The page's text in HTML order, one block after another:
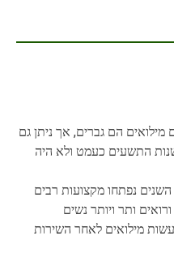
הם גברים, אך ניתן גם
התשעים כעמט ולא היה
נפתחו מקצועות רבים
ותר ויותר נשים
מילואים לאחר השירות